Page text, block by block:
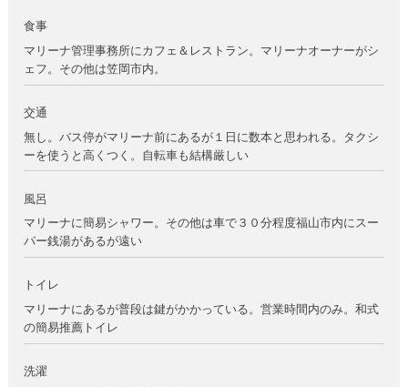
食事
マリーナ管理事務所にカフェ＆レストラン。マリーナオーナーがシ
ェフ。その他は笠岡市内。
交通
無し。バス停がマリーナ前にあるが１日に数本と思われる。タクシ
ーを使うと高くつく。自転車も結構厳しい
風呂
マリーナに簡易シャワー。その他は車で３０分程度福山市内にスー
パー銭湯があるが遠い
トイレ
マリーナにあるが普段は鍵がかかっている。営業時間内のみ。和式
の簡易推薦トイレ
洗濯